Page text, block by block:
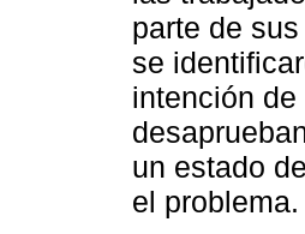
parte de
se
intención
un estado
el problema.